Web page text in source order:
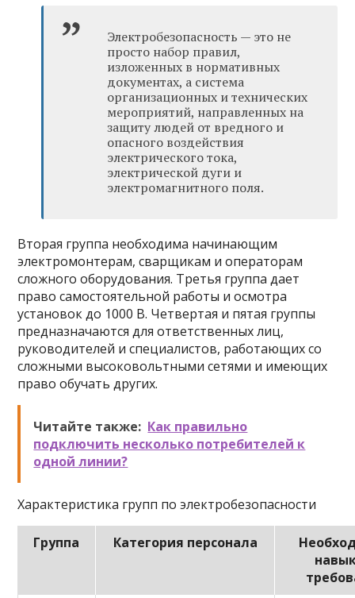
Электробезопасность — это не
просто набор правил,
изложенных в нормативных
документах, а система
организационных и технических
мероприятий, направленных на
защиту людей от вредного и
опасного воздействия
электрического тока,
электрической дуги и
электромагнитного поля.
Вторая группа необходима начинающим
электромонтерам, сварщикам и операторам
сложного оборудования. Третья группа дает
право самостоятельной работы и осмотра
установок до 1000 В. Четвертая и пятая группы
предназначаются для ответственных лиц,
руководителей и специалистов, работающих со
сложными высоковольтными сетями и имеющих
право обучать других.
Читайте также: Как правильно
подключить несколько потребителей к
одной линии?
Характеристика групп по электробезопасности
Группа Категория персонала